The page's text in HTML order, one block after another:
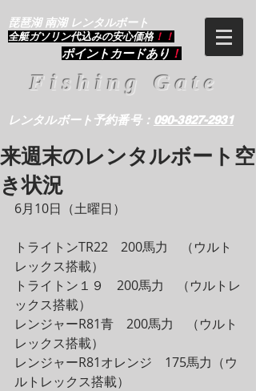
琵琶湖 南湖 レンタルボート
​全艇ガソリン代込みの安心価格 ！！
ポイントカードあり ！
Fishing Gate
レンタルボート予約番号： 090-3827-2931
来週末のレンタルボート空
き状況
6月10日（土曜日）
トライトンTR22　200馬力　（ウルト
レックス搭載）
トライトン１９　200馬力　（ウルトレ
ックス搭載）
レンジャーR81青　200馬力　（ウルト
レックス搭載）
レンジャーR81オレンジ　175馬力（ウ
ルトレックス搭載）